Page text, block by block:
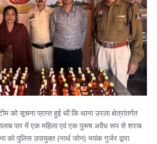
को सूचना प्राप्त हुई थीं कि थाना उरला क्षेत्रांतर्गत
पार में एक महिला एवं एक पुरूष अवैध रूप से शराब
को पुलिस उपायुक्त (नार्थ जोन) मयंक गुर्जर द्वारा